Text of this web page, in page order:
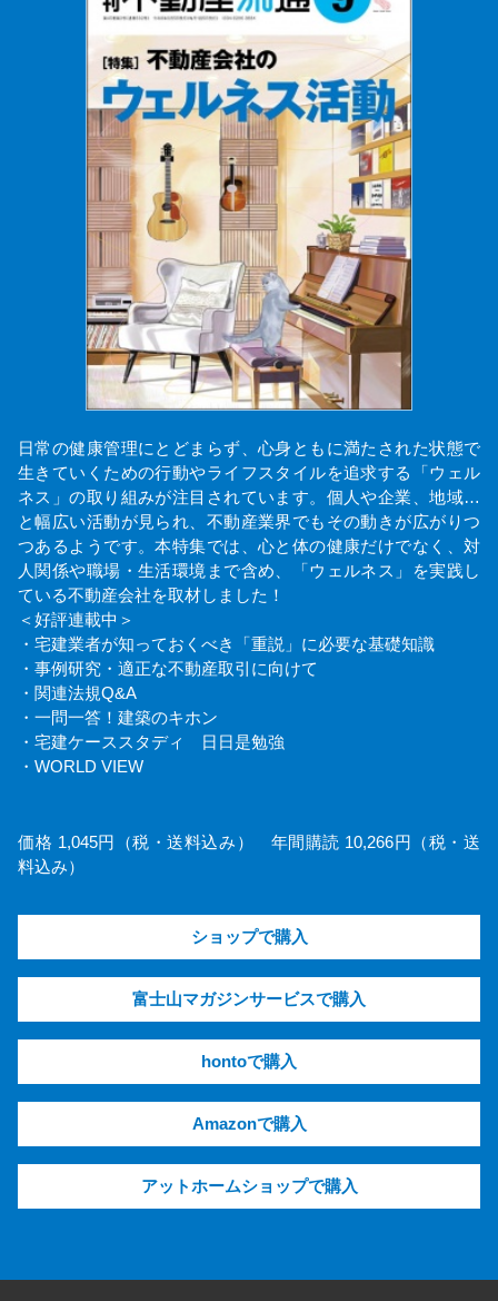
日常の健康管理にとどまらず、心身ともに満たされた状態で
生きていくための行動やライフスタイルを追求する「ウェル
ネス」の取り組みが注目されています。個人や企業、地域…
と幅広い活動が見られ、不動産業界でもその動きが広がりつ
つあるようです。本特集では、心と体の健康だけでなく、対
人関係や職場・生活環境まで含め、「ウェルネス」を実践し
ている不動産会社を取材しました！
＜好評連載中＞
・宅建業者が知っておくべき「重説」に必要な基礎知識
・事例研究・適正な不動産取引に向けて
・関連法規Q&A
・一問一答！建築のキホン
・宅建ケーススタディ 日日是勉強
・WORLD VIEW
価格 1,045円（税・送料込み） 年間購読 10,266円（税・送
料込み）
ショップで購入
富士山マガジンサービスで購入
hontoで購入
Amazonで購入
アットホームショップで購入